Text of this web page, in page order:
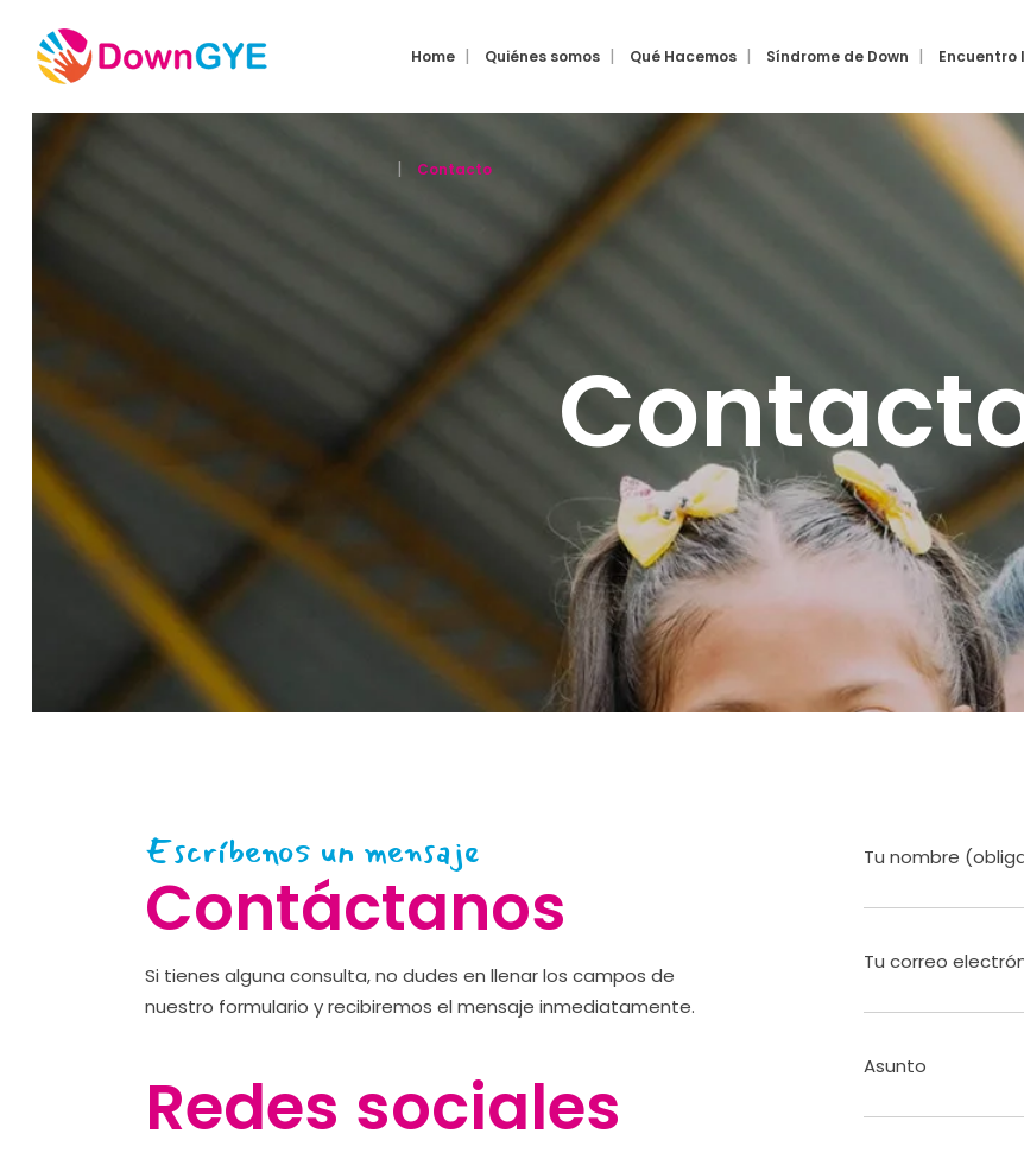
Home Quiénes somos Qué Hacemos Síndrome de Down Encuentro
Contacto
Escríbenos un mensaje
Contáctanos
Si tienes alguna consulta, no dudes en llenar los campos de
nuestro formulario y recibiremos el mensaje inmediatamente.
Redes sociales
Tu nombre
Tu correo
Asunto